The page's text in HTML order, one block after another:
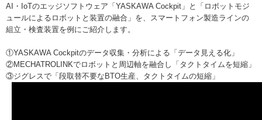
AI・IoTのエッジソフトウェア「YASKAWA Cockpit」と「ロボットモジ
ュールによるロボットと装置の融合」を、スマートフォン製造ラインの
組立・検査装置を例にご紹介します。
①YASKAWA Cockpitのデータ収集・分析による「データ見える化」
②MECHATROLINKでロボットと周辺軸を融合し「タクトタイムを短縮」
③ジグレスで「段取替不要なBTO生産、タクトタイムの短縮」